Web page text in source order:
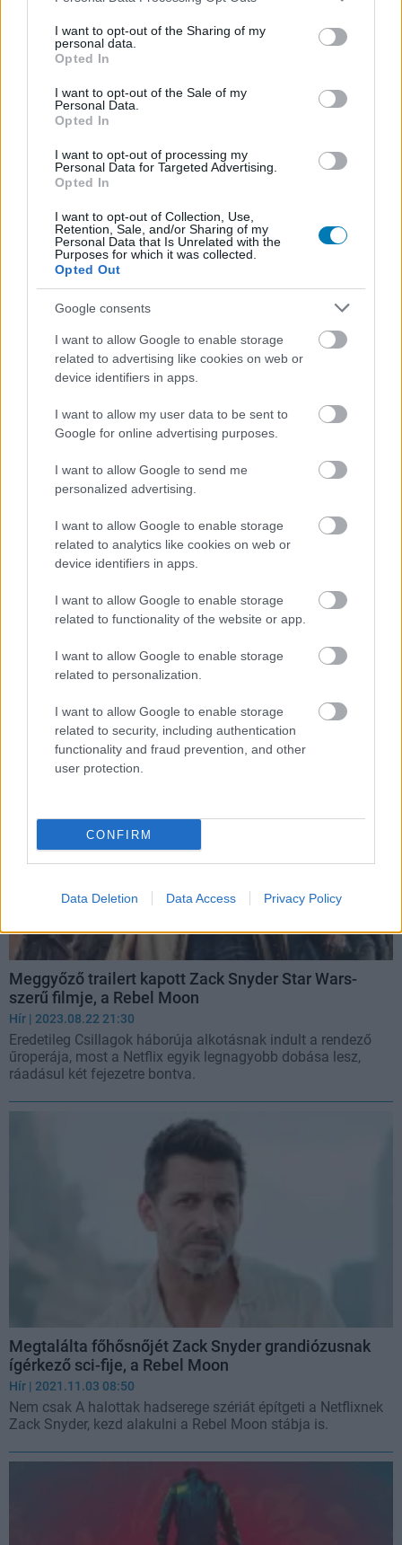
not limited to your visit or usage behaviour. You may click to
grant or deny consent to Google and its third-party tags to
use your data for below specified purposes in below Google
consent section.
I want to opt-out of the Sharing of my
personal data.
Opted In
I want to opt-out of the Sale of my
Personal Data.
Opted In
I want to opt-out of processing my
Personal Data for Targeted Advertising.
Opted In
I want to opt-out of Collection, Use,
Retention, Sale, and/or Sharing of my
Personal Data that Is Unrelated with the
Purposes for which it was collected.
Opted Out
Google consents
I want to allow Google to enable storage
related to advertising like cookies on web or
device identifiers in apps.
I want to allow my user data to be sent to
Google for online advertising purposes.
I want to allow Google to send me
personalized advertising.
I want to allow Google to enable storage
related to analytics like cookies on web or
device identifiers in apps.
I want to allow Google to enable storage
related to functionality of the website or app.
I want to allow Google to enable storage
related to personalization.
I want to allow Google to enable storage
related to security, including authentication
functionality and fraud prevention, and other
user protection.
CONFIRM
Data Deletion Data Access Privacy Policy
| 2024.01.16 08:42
Maga Zack Snyder beszélt a hosszabb verzióról, amely
szintén a Netflixre kerül fel.
Rebel Moon - 1. rész: A tűz gyermeke - Kritika
puliwood.hu| 2023.12.24 14:00
Ebben a lázadásban nem lesz köszönet.
Magyarországon forgatott Dave Bautista, videóval
emlékezett meg róla
| 2023.09.19 20:53
Sofia Boutella is.
Meggyőző trailert kapott Zack Snyder Star Wars-
szerű filmje, a Rebel Moon
Hír | 2023.08.22 21:30
Eredetileg Csillagok háborúja alkotásnak indult a rendező
űroperája, most a Netflix egyik legnagyobb dobása lesz,
ráadásul két fejezetre bontva.
Megtalálta főhősnőjét Zack Snyder grandiózusnak
ígérkező sci-fije, a Rebel Moon
Hír | 2021.11.03 08:50
Nem csak A halottak hadserege szériát építgeti a Netflixnek
Zack Snyder, kezd alakulni a Rebel Moon stábja is.